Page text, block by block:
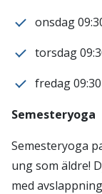
onsdag
torsdag
fredag
Semesteryoga
Semesteryoga
ung som äldre!
med